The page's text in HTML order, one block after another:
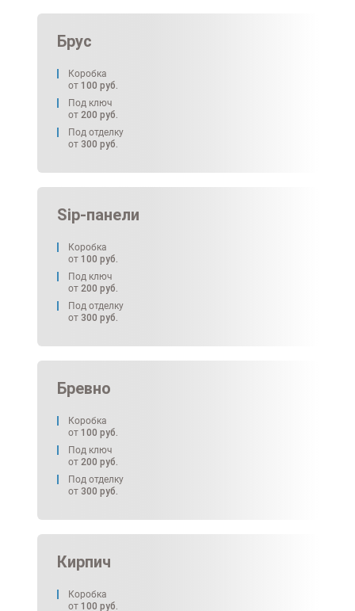
Брус
Коробка
от 100 руб.
Под ключ
от 200 руб.
Под отделку
от 300 руб.
Sip-панели
Коробка
от 100 руб.
Под ключ
от 200 руб.
Под отделку
от 300 руб.
Бревно
Коробка
от 100 руб.
Под ключ
от 200 руб.
Под отделку
от 300 руб.
Кирпич
Коробка
от 100 руб.